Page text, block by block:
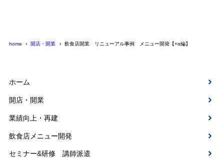
home 開店・開業 飲食店開業 リニューアル事例 メニュー開発【+α編】
ホーム
開店・開業
業績向上・再建
飲食店メニュー開発
セミナー&研修 講師派遣